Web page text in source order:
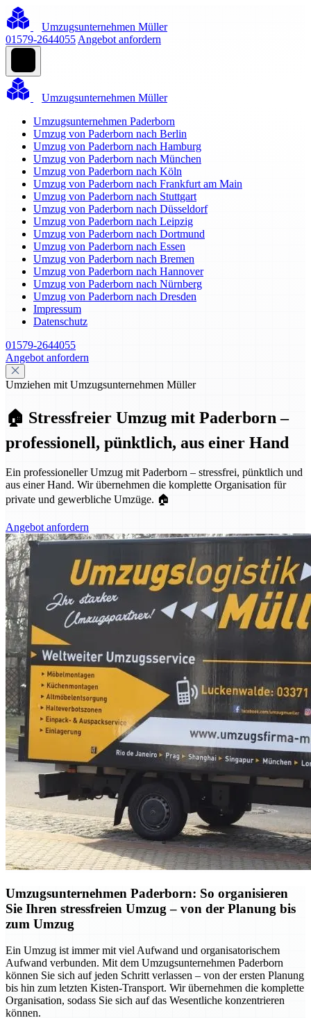
Umzugsunternehmen Müller
01579-2644055 Angebot anfordern
Umzugsunternehmen Müller
Umzugsunternehmen Paderborn
Umzug von Paderborn nach Berlin
Umzug von Paderborn nach Hamburg
Umzug von Paderborn nach München
Umzug von Paderborn nach Köln
Umzug von Paderborn nach Frankfurt am Main
Umzug von Paderborn nach Stuttgart
Umzug von Paderborn nach Düsseldorf
Umzug von Paderborn nach Leipzig
Umzug von Paderborn nach Dortmund
Umzug von Paderborn nach Essen
Umzug von Paderborn nach Bremen
Umzug von Paderborn nach Hannover
Umzug von Paderborn nach Nürnberg
Umzug von Paderborn nach Dresden
Impressum
Datenschutz
01579-2644055
Angebot anfordern
Umziehen mit Umzugsunternehmen Müller
🏠 Stressfreier Umzug mit Paderborn –
professionell, pünktlich, aus einer Hand
Ein professioneller Umzug mit Paderborn – stressfrei, pünktlich und
aus einer Hand. Wir übernehmen die komplette Organisation für
private und gewerbliche Umzüge. 🏠
Angebot anfordern
Umzugsunternehmen Paderborn: So organisieren
Sie Ihren stressfreien Umzug – von der Planung bis
zum Umzug
Ein Umzug ist immer mit viel Aufwand und organisatorischem
Aufwand verbunden. Mit dem Umzugsunternehmen Paderborn
können Sie sich auf jeden Schritt verlassen – von der ersten Planung
bis hin zum letzten Kisten-Transport. Wir übernehmen die komplette
Organisation, sodass Sie sich auf das Wesentliche konzentrieren
können.